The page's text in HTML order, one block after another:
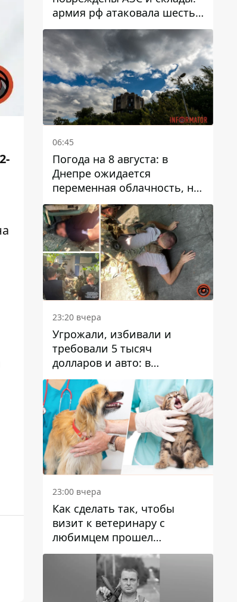
армия рф атаковала шесть
районов Днепропетровской
области
06:45
Погода на 8 августа: в
Днепре ожидается
переменная облачность, но
может пойти дождь
23:20 вчера
Угрожали, избивали и
требовали 5 тысяч
долларов и авто: в
Павлограде задержали двух
мужчин
23:00 вчера
Как сделать так, чтобы
визит к ветеринару с
любимцем прошел
спокойно: простые советы